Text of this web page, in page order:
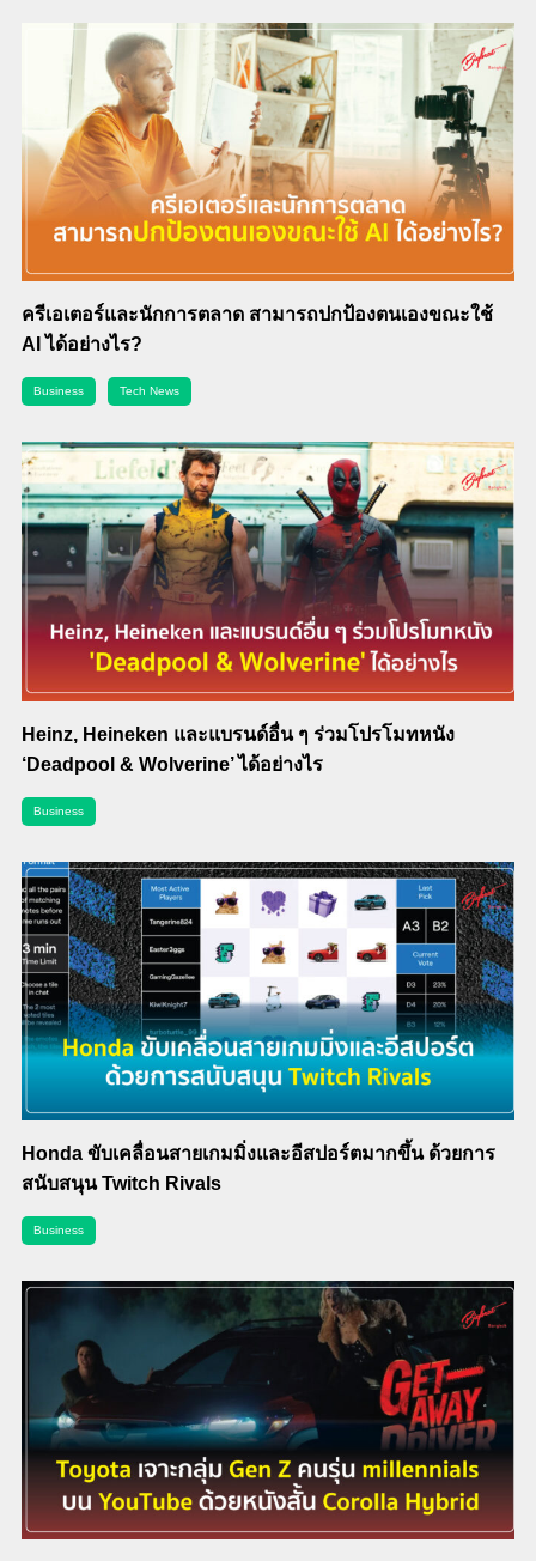
ครีเอเตอร์และนักการตลาด สามารถปกป้องตนเองขณะใช้
AI ได้อย่างไร?
Business Tech News
Heinz, Heineken และแบรนด์อื่น ๆ ร่วมโปรโมทหนัง
‘Deadpool & Wolverine’ ได้อย่างไร
Business
Honda ขับเคลื่อนสายเกมมิ่งและอีสปอร์ตมากขึ้น ด้วยการ
สนับสนุน Twitch Rivals
Business